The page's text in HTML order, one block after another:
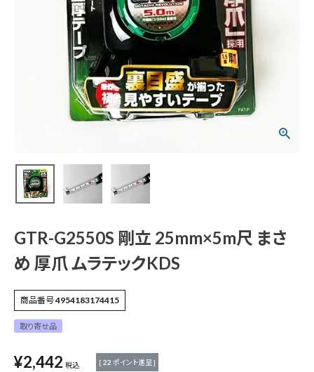
GTR-G2550S 剛立
25mm×5m尺 まさめ
作業工具・大工道具
測定工具・筆記具
GTR-G2550S 剛立 25mm×5m尺 まさ
め 厚爪 ムラテックKDS
商品番号4954183174415
取り寄せ品
¥2,442 税込 [ 22 ポイント進呈 ]